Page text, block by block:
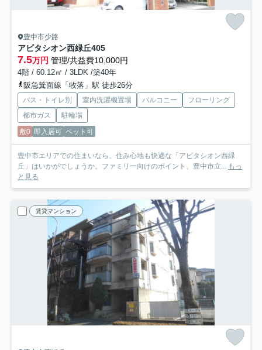
豊中市少路
アビタシオン西緑丘405
7.5万円 管理/共益費10,000円
4階 / 60.12㎡ / 3LDK /築40年
阪急箕面線「牧落」駅 徒歩26分
バス・トイレ別 室内洗濯機置場 バルコニー
フローリング
都市ガス
駐輪場
敷0 即入居可 ペット可
豊中市エリアでの住まいなら、住み心地も快適な「アビタシオン西緑
丘」はいかがでしょうか。ファミリー向けのポイント、豊中市立... もっ
と見る
賃貸マンション